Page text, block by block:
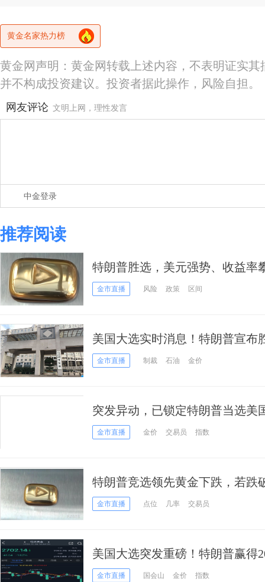
黄金名家热力榜
黄金网声明：黄金网转载上述内容，不表明证实
并不构成投资建议。投资者据此操作，风险自担。
网友评论 文明上网，理性发言
中金登录
推荐阅读
特朗普胜选，美元强势、收益率
金市直播 风险 政策 区间
美国大选实时消息！特朗普宣布
大跌
金市直播 制裁 石油 金价
突发异动，已锁定特朗普当选美
美元
金市直播 金价 交易员 指数
特朗普竞选领先黄金下跌，若跌
金市直播 点位 几率 交易员
美国大选突发重磅！特朗普赢得
逾40美元、美元飙升185点 知名
金市直播 国会山 金价 指数